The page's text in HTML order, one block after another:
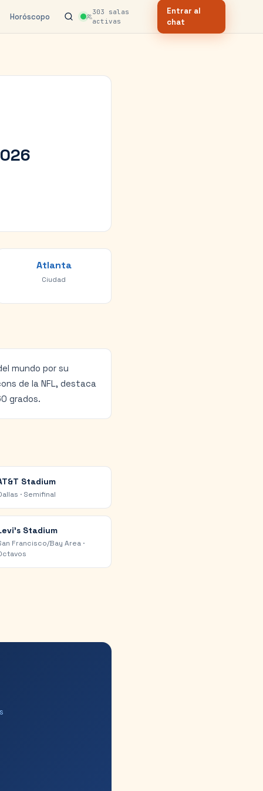
Horóscopo 303 salas
activas
Entrar al
chat
Atlanta
Ciudad
mundo por su
de la NFL, destaca
grados.
Stadium
· Semifinal
Stadium
Francisco/Bay Area ·